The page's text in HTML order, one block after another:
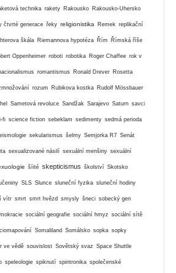
technika rakety Rakousko Rakousko-Uhersko
čtvrté generace řeky religionistika Remek replikační
škála Riemannova hypotéza Řím Římská říše
Oppenheimer roboti robotika Roger Chaffee rok v
romantismus Ronald Drever Rosetta
rozum Rubikova kostka Rudolf Mössbauer
Sametová revoluce Sandžak Sarajevo Saturn savci
fi science fiction sebeklam sedimenty sedmá perioda
sekularismus šelmy Semjorka R7 Senát
sexualizované násilí sexuální menšiny sexuální
šíité skepticismus školství Skotsko
SLS Slunce sluneční fyzika sluneční hodiny
vítr smrt smrt hvězd smysly šneci sobecký gen
sociální geografie sociální hmyz sociální sítě
Somaliland Somálsko sopka sopky
ve vědě souvislost Sovětský svaz Space Shuttle
speleologie spiknutí spintronika společenské